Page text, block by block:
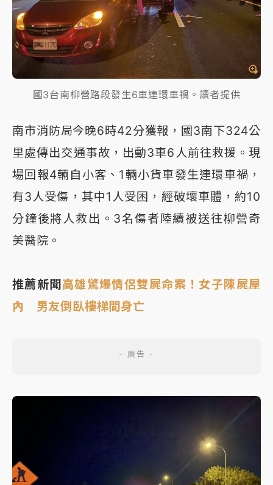
國3台南柳營路段發生6車連環車禍。讀者提供
南市消防局今晚6時42分獲報，國3南下324公
里處傳出交通事故，出動3車6人前往救援。現
場回報4輛自小客、1輛小貨車發生連環車禍，
有3人受傷，其中1人受困，經破壞車體，約10
分鐘後將人救出。3名傷者陸續被送往柳營奇
美醫院。
推薦新聞 高雄驚爆情侶雙屍命案！女子陳屍屋
內 男友倒臥樓梯間身亡